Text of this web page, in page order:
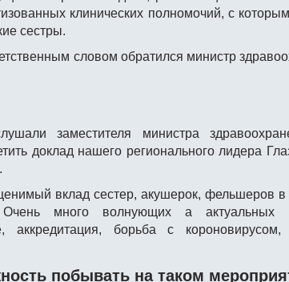
клинических полномочий, с
сестры.
словом обратился министр
заместителя министра
доклад нашего регионального лидера
вклад сестер, акушерок, фельшеров в
много волнующих а актуальных
аккредитация, борьба с
побывать на таком